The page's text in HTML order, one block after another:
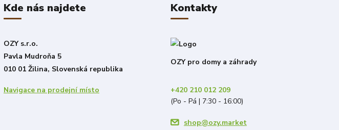
Kde nás najdete
OZY s.r.o.
Pavla Mudroňa 5
010 01 Žilina, Slovenská republika
Navigace na prodejní místo
Kontakty
OZY pro domy a záhrady
+420 210 012 209
(Po - Pá | 7:30 - 16:00)
shop@ozy.market